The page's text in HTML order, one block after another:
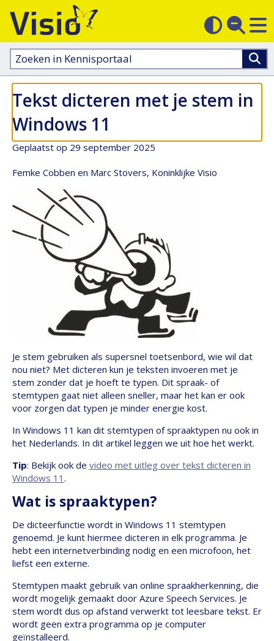
Contrast
Zoeken
in
kennisportaal:
Tekst dicteren met je stem in
Windows 11
Geplaatst op 29 september 2025
Femke Cobben en Marc Stovers, Koninklijke Visio
Je stem gebruiken als supersnel toetsenbord, wie wil dat
nou niet? Met dicteren kun je teksten invoeren met je
stem zonder dat je hoeft te typen. Dit spraak- of
stemtypen gaat niet alleen sneller, maar het kan er ook
voor zorgen dat typen je minder energie kost.
In Windows 11 kan dit stemtypen of spraaktypen nu ook in
het Nederlands. In dit artikel leggen we uit hoe het werkt.
Tip: Bekijk ook de video met uitleg over tekst dicteren in
Windows 11 .
Wat is spraaktypen?
De dicteerfunctie wordt in Windows 11 stemtypen
genoemd. Je kunt hiermee dicteren in elk programma. Je
hebt een internetverbinding nodig en een microfoon, het
liefst een externe.
Stemtypen maakt gebruik van online spraakherkenning, die
wordt mogelijk gemaakt door Azure Speech Services. Je
stem wordt dus op afstand verwerkt tot leesbare tekst. Er
wordt geen extra programma op je computer
geïnstalleerd.